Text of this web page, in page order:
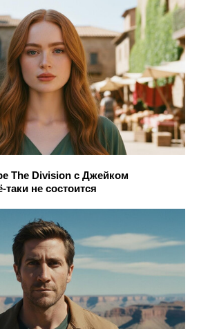
The Division с Джейком
не состоится